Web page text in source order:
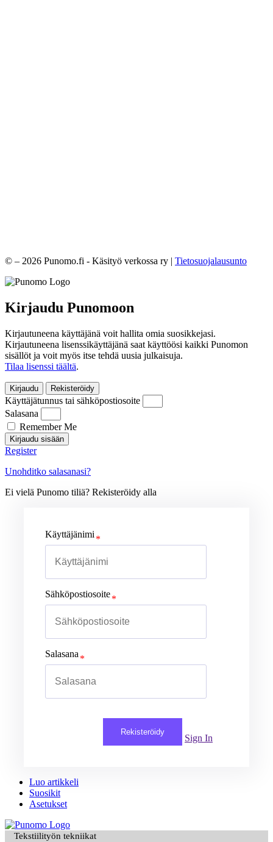
© – 2026 Punomo.fi - Käsityö verkossa ry | Tietosuojalausunto
Kirjaudu Punomoon
Kirjautuneena käyttäjänä voit hallita omia suosikkejasi.
Kirjautuneena lisenssikäyttäjänä saat käyttöösi kaikki Punomon
sisällöt ja voit myös itse tehdä uusia julkaisuja.
Tilaa lisenssi täältä.
Kirjaudu Rekisteröidy
Käyttäjätunnus tai sähköpostiosoite
Salasana
Remember Me
Kirjaudu sisään
Register
Unohditko salasanasi?
Ei vielä Punomo tiliä? Rekisteröidy alla
Käyttäjänimi
Sähköpostiosoite
Salasana
Rekisteröidy
Sign In
Luo artikkeli
Suosikit
Asetukset
Tekstiilityön tekniikat